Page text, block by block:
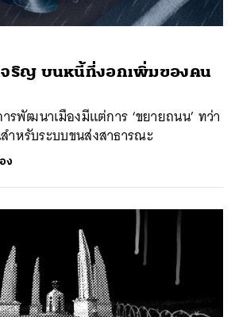
จริญ บนหนี้ที่งอกเพิ่มของคน
รพัฒนาเมืองมีแต่การ ‘ขยายถนน’ ทว่า
หรับระบบขนส่งสาธารณะ
ง